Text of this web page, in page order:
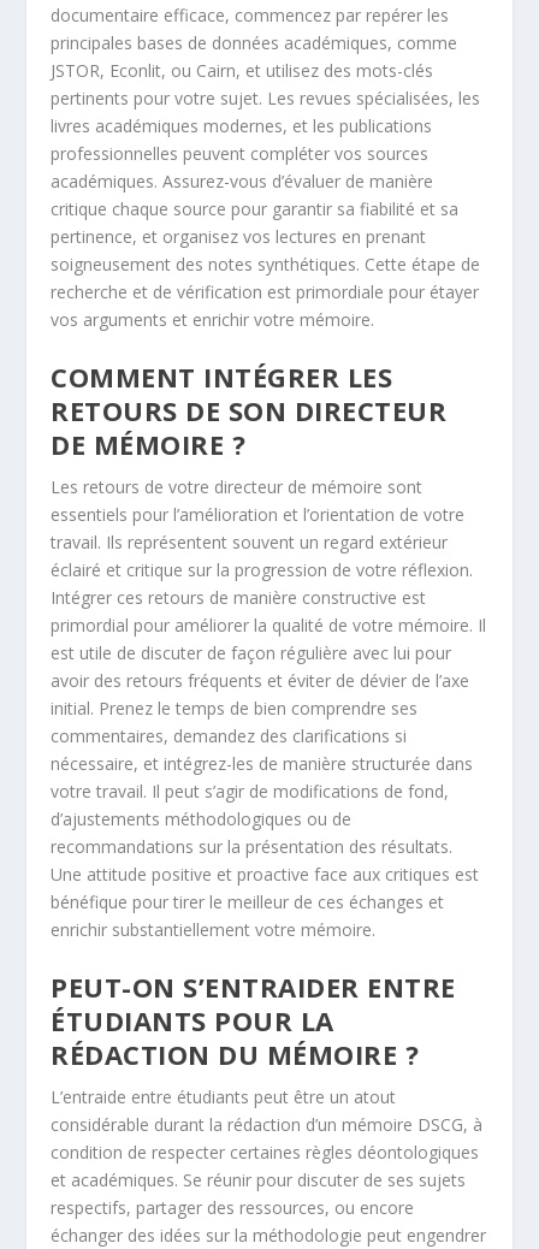
documentaire efficace, commencez par repérer les
principales bases de données académiques, comme
JSTOR, Econlit, ou Cairn, et utilisez des mots-clés
pertinents pour votre sujet. Les revues spécialisées, les
livres académiques modernes, et les publications
professionnelles peuvent compléter vos sources
académiques. Assurez-vous d’évaluer de manière
critique chaque source pour garantir sa fiabilité et sa
pertinence, et organisez vos lectures en prenant
soigneusement des notes synthétiques. Cette étape de
recherche et de vérification est primordiale pour étayer
vos arguments et enrichir votre mémoire.
COMMENT INTÉGRER LES
RETOURS DE SON DIRECTEUR
DE MÉMOIRE ?
Les retours de votre directeur de mémoire sont
essentiels pour l’amélioration et l’orientation de votre
travail. Ils représentent souvent un regard extérieur
éclairé et critique sur la progression de votre réflexion.
Intégrer ces retours de manière constructive est
primordial pour améliorer la qualité de votre mémoire. Il
est utile de discuter de façon régulière avec lui pour
avoir des retours fréquents et éviter de dévier de l’axe
initial. Prenez le temps de bien comprendre ses
commentaires, demandez des clarifications si
nécessaire, et intégrez-les de manière structurée dans
votre travail. Il peut s’agir de modifications de fond,
d’ajustements méthodologiques ou de
recommandations sur la présentation des résultats.
Une attitude positive et proactive face aux critiques est
bénéfique pour tirer le meilleur de ces échanges et
enrichir substantiellement votre mémoire.
PEUT-ON S’ENTRAIDER ENTRE
ÉTUDIANTS POUR LA
RÉDACTION DU MÉMOIRE ?
L’entraide entre étudiants peut être un atout
considérable durant la rédaction d’un mémoire DSCG, à
condition de respecter certaines règles déontologiques
et académiques. Se réunir pour discuter de ses sujets
respectifs, partager des ressources, ou encore
échanger des idées sur la méthodologie peut engendrer